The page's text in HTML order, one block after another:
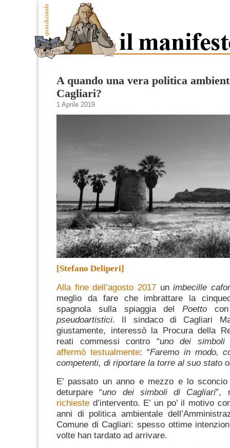
A quando una vera politica
Cagliari?
1 Aprile 2019
[Stefano Deliperi]
Alla fine dell’agosto 2017 unimbecille
meglio da fare che imbrattare la
spagnola sulla spiaggia del Poetto
pseudoartistici. Il sindaco di Cagliari
giustamente, interessò la Procura della
reati commessi contro “uno dei simboli
affermò testualmente: “Faremo in modo,
competenti, di riportare la torre al suo stato
E’ passato un anno e mezzo e lo
deturpare “uno dei simboli di Cagliari”,
richieste d’intervento. E’ un po’ il motivo
anni di politica ambientale
Comune di Cagliari: spesso ottime
volte han tardato ad arrivare.